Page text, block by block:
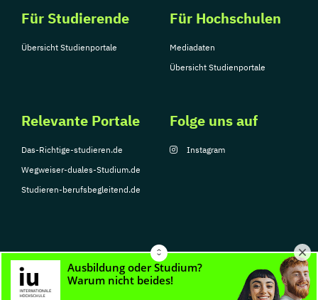
Für Studierende
Übersicht Studienportale
Für Hochschulen
Mediadaten
Übersicht Studienportale
Relevante Portale
Das-Richtige-studieren.de
Wegweiser-duales-Studium.de
Studieren-berufsbegleitend.de
Folge uns auf
Instagram
© Copyright 2026, TarGroup Media GmbH